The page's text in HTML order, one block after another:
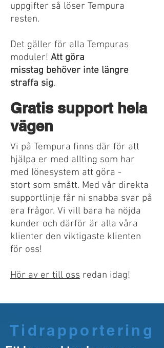
uppgifter så löser Tempura
resten.
Det gäller för alla Tempuras
moduler! Att göra
misstag behöver inte längre
straffa sig.
Gratis support hela
vägen
Vi på Tempura finns där för att
hjälpa er med allting som har
med lönesystem att göra -
stort som smått. Med vår direkta
supportlinje får ni snabba svar på
era frågor. Vi vill bara ha nöjda
kunder och därför är alla våra
klienter den viktigaste klienten
för oss!
Hör av er till oss redan idag!
Tid rapportering